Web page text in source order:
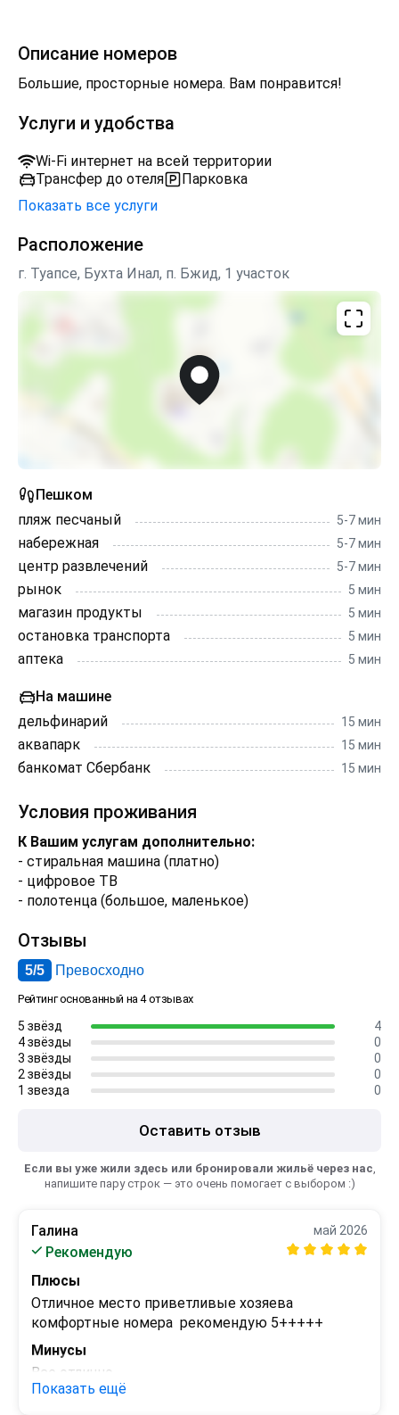
Описание номеров
Большие, просторные номера. Вам понравится!
Услуги и удобства
Wi-Fi интернет на всей территории
Трансфер до отеля
Парковка
Показать все услуги
Расположение
г. Туапсе, Бухта Инал, п. Бжид, 1 участок
Пешком
пляж песчаный
5-7 мин
набережная 5-7 мин
центр развлечений 5-7 мин
рынок 5 мин
магазин продукты 5 мин
остановка транспорта 5 мин
аптека 5 мин
На машине
дельфинарий
15 мин
аквапарк 15 мин
банкомат Сбербанк 15 мин
Условия проживания
К Вашим услугам дополнительно:
- стиральная машина (платно)
- цифровое ТВ
- полотенца (большое, маленькое)
Отзывы
5/5 Превосходно
Рейтинг основанный на 4 отзывах
5 звёзд
4
4 звёзды
0
3 звёзды
0
2 звёзды
0
1 звезда
0
Оставить отзыв
Если вы уже жили здесь или бронировали жильё через нас,
напишите пару строк — это очень помогает с выбором :)
Галина
Рекомендую
май 2026
Плюсы
Отличное место приветливые хозяева
комфортные номера  рекомендую 5+++++
Минусы
Все отлично
Показать ещё